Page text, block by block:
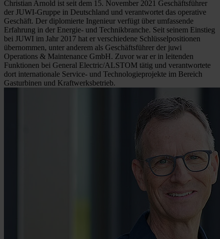
Christian Arnold ist seit dem 15. November 2021 Geschäftsführer
der JUWI-Gruppe in Deutschland und verantwortet das operative
Geschäft. Der diplomierte Ingenieur verfügt über umfassende
Erfahrung in der Energie- und Technikbranche. Seit seinem Einstieg
bei JUWI im Jahr 2017 hat er verschiedene Schlüsselpositionen
übernommen, unter anderem als Geschäftsführer der juwi
Operations & Maintenance GmbH. Zuvor war er in leitenden
Funktionen bei General Electric/ALSTOM tätig und verantwortete
dort internationale Service- und Technologieprojekte im Bereich
Gasturbinen und Kraftwerksbetrieb.